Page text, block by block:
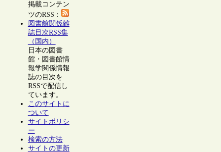
掲載コンテン
ツのRSS：
図書館関係雑
誌目次RSS集
（国内）
日本の図書
館・図書館情
報学関係情報
誌の目次を
RSSで配信し
ています。
このサイトに
ついて
サイトポリシ
ー
検索の方法
サイトの更新